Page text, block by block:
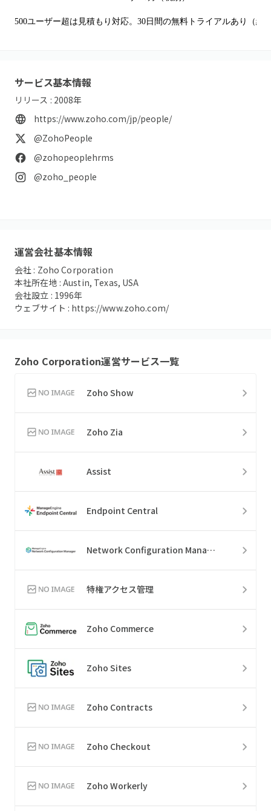
500ユーザー超は見積もり対応。30日間の無料トライアルあり（終
サービス基本情報
リリース : 2008年
https://www.zoho.com/jp/people/
@ZohoPeople
@zohopeoplehrms
@zoho_people
運営会社基本情報
会社 : Zoho Corporation
本社所在地 :Austin, Texas, USA
会社設立 : 1996年
ウェブサイト : https://www.zoho.com/
Zoho Corporation運営サービス一覧
Zoho Show
Zoho Zia
Assist
Endpoint Central
Network Configuration Manager
特権アクセス管理
Zoho Commerce
Zoho Sites
Zoho Contracts
Zoho Checkout
Zoho Workerly